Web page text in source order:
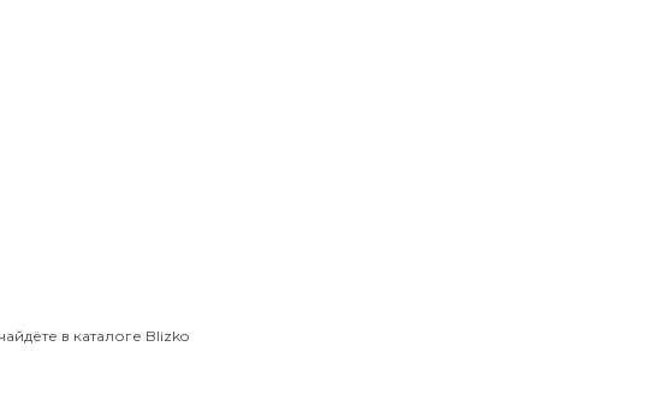
в каталоге Blizko